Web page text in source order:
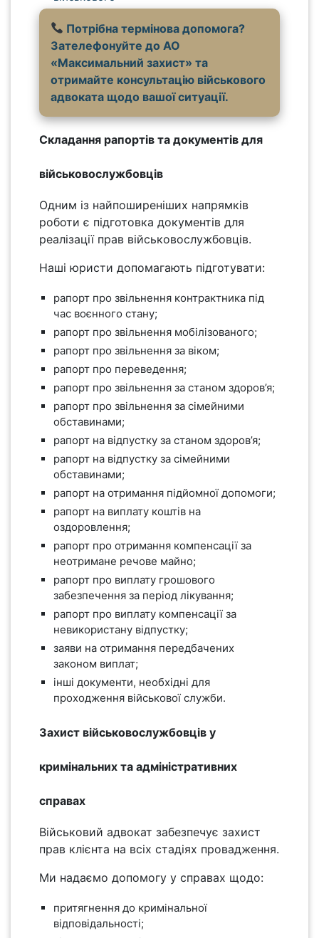
Потрібна термінова допомога?
Зателефонуйте до АО
«Максимальний захист» та
отримайте консультацію військового
адвоката щодо вашої ситуації.
Складання рапортів та документів для
військовослужбовців
Одним із найпоширеніших напрямків
роботи є підготовка документів для
реалізації прав військовослужбовців.
Наші юристи допомагають підготувати:
рапорт про звільнення контрактника під
час воєнного стану;
рапорт про звільнення мобілізованого;
рапорт про звільнення за віком;
рапорт про переведення;
рапорт про звільнення за станом здоров’я;
рапорт про звільнення за сімейними
обставинами;
рапорт на відпустку за станом здоров’я;
рапорт на відпустку за сімейними
обставинами;
рапорт на отримання підйомної допомоги;
рапорт на виплату коштів на
оздоровлення;
рапорт про отримання компенсації за
неотримане речове майно;
рапорт про виплату грошового
забезпечення за період лікування;
рапорт про виплату компенсації за
невикористану відпустку;
заяви на отримання передбачених
законом виплат;
інші документи, необхідні для
проходження військової служби.
Захист військовослужбовців у
кримінальних та адміністративних
справах
Військовий адвокат забезпечує захист
прав клієнта на всіх стадіях провадження.
Ми надаємо допомогу у справах щодо:
притягнення до кримінальної
відповідальності;